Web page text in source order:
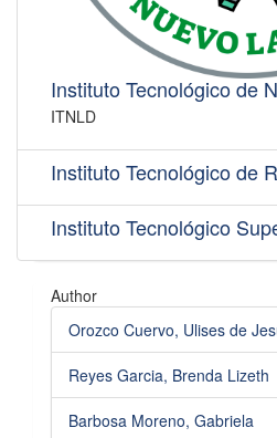
Instituto Tecnológico de
ITNLD
Instituto Tecnológico de
Instituto Tecnológico
Author
Orozco Cuervo, Ulises de
Reyes Garcia, Brenda Lizeth
Barbosa Moreno, Gabriela